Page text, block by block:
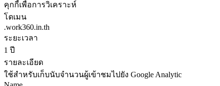
คุกกี้เพื่อการวิเคราะห์
โดเมน
.work360.in.th
ระยะเวลา
1 ปี
รายละเอียด
ใช้สำหรับเก็บนับจำนวนผู้เข้าชมไปยัง Google Analytic